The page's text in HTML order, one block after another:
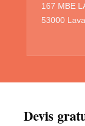
167 MBE
53000
Devis